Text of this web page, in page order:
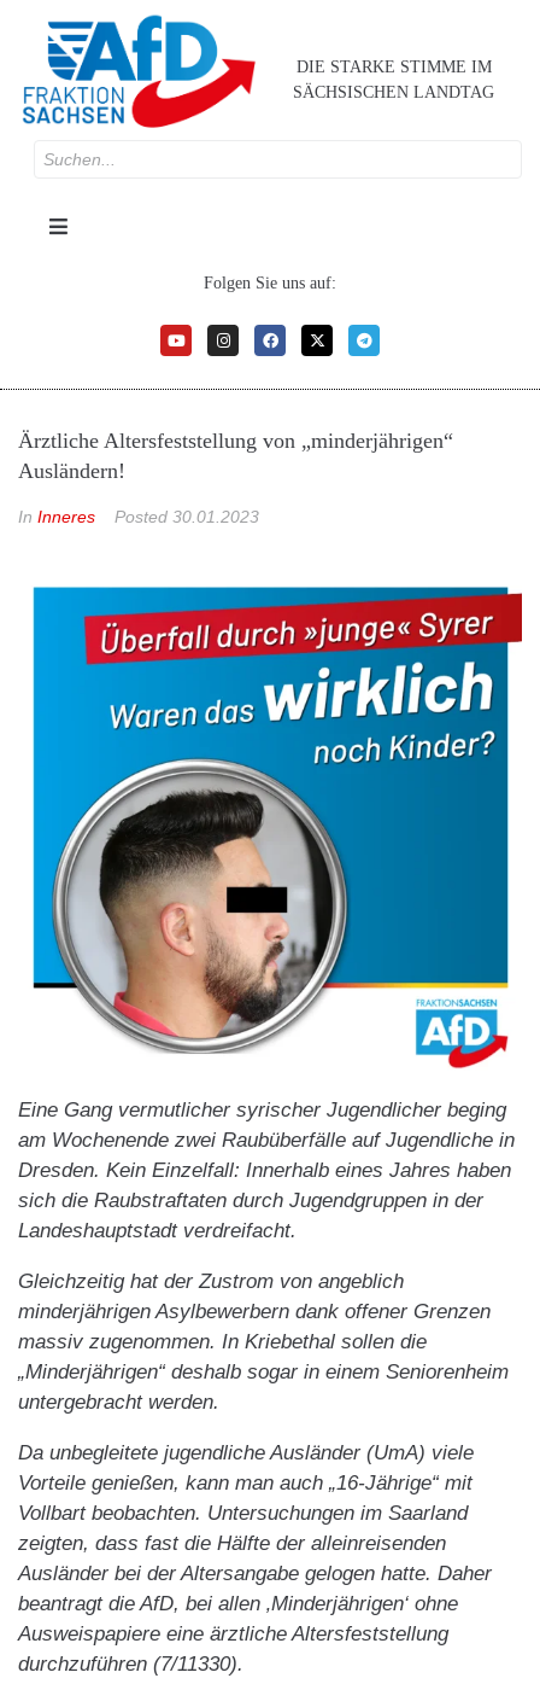
DIE STARKE STIMME IM
SÄCHSISCHEN LANDTAG
Folgen Sie uns auf:
Ärztliche Altersfeststellung von „minderjährigen“
Ausländern!
In Inneres Posted 30.01.2023
Eine Gang vermutlicher syrischer Jugendlicher beging
am Wochenende zwei Raubüberfälle auf Jugendliche in
Dresden. Kein Einzelfall: Innerhalb eines Jahres haben
sich die Raubstraftaten durch Jugendgruppen in der
Landeshauptstadt verdreifacht.
Gleichzeitig hat der Zustrom von angeblich
minderjährigen Asylbewerbern dank offener Grenzen
massiv zugenommen. In Kriebethal sollen die
„Minderjährigen“ deshalb sogar in einem Seniorenheim
untergebracht werden.
Da unbegleitete jugendliche Ausländer (UmA) viele
Vorteile genießen, kann man auch „16-Jährige“ mit
Vollbart beobachten. Untersuchungen im Saarland
zeigten, dass fast die Hälfte der alleinreisenden
Ausländer bei der Altersangabe gelogen hatte. Daher
beantragt die AfD, bei allen ‚Minderjährigen‘ ohne
Ausweispapiere eine ärztliche Altersfeststellung
durchzuführen (7/11330).